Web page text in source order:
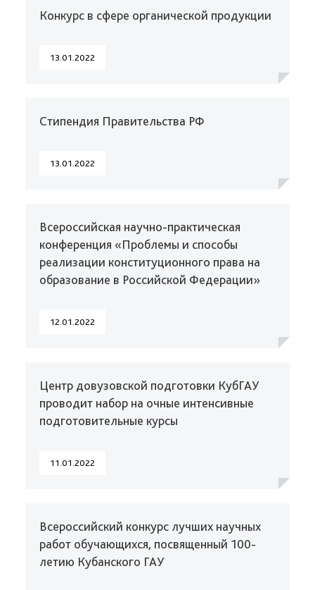
Конкурс в сфере органической продукции
13.01.2022
Стипендия Правительства РФ
13.01.2022
Всероссийская научно-практическая
конференция «Проблемы и способы
реализации конституционного права на
образование в Российской Федерации»
12.01.2022
Центр довузовской подготовки КубГАУ
проводит набор на очные интенсивные
подготовительные курсы
11.01.2022
Всероссийский конкурс лучших научных
работ обучающихся, посвященный 100-
летию Кубанского ГАУ